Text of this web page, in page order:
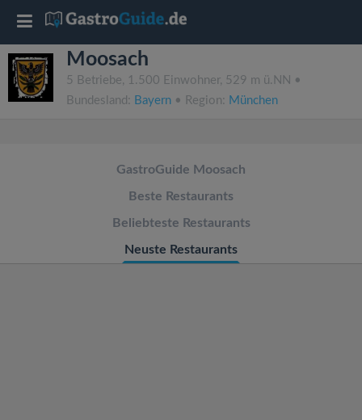
Moosach
5 Betriebe, 1.500 Einwohner, 529 m ü.NN •
Bundesland: Bayern • Region: München
GastroGuide Moosach
Beste Restaurants
Beliebteste Restaurants
Neuste Restaurants
T
o
g